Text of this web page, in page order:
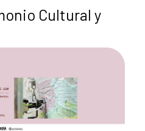
Cultural y